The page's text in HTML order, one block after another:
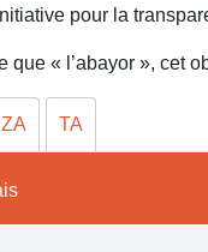
pour la
que « l’abayor », cet
ZA TA